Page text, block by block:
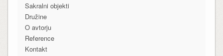
Sakralni objekti
Družine
O avtorju
Reference
Kontakt